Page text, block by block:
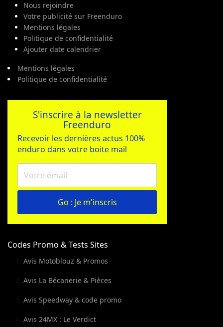
Nous rejoindre
Votre publicité sur Freenduro
Mentions légales
Politique de confidentialité
Ajouter date calendrier
Mentions légales
Politique de confidentialité
S'inscrire à la newsletter
Freenduro
Recevoir les dernières actus 100%
enduro dans votre boite mail
Go : Je m'inscris
Codes Promo & Tests Sites
Avis Motoblouz & Promos
Avis La Bécanerie & Pièces
Avis Speedway & code promo
Avis 24MX : Le Verdict